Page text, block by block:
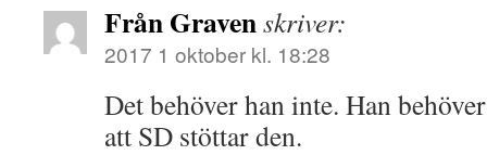
Från Gravenskriver:
2017 1 oktober kl. 18:28
Det behöver han inte. Han
att SD stöttar den.